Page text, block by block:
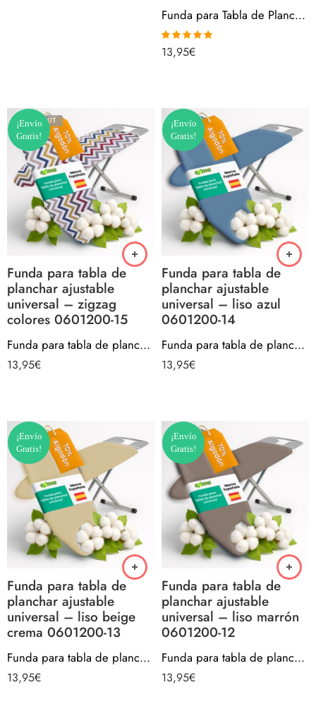
Funda para Tabla de Planchar Plegable – Medida Universal de 140×50 Ajustable para Mesa Planchado – Color Nubes Rosa
Valorado con
5.00de 5
13,95€
¡Envío
Gratis!
SOLD OUT
Funda para tabla de
planchar ajustable
universal – zigzag
colores 0601200-15
Funda para tabla de planchar ajustable universal – zigzag colores 0601200-15
13,95€
¡Envío
Gratis!
Funda para tabla de
planchar ajustable
universal – liso azul
0601200-14
Funda para tabla de planchar ajustable universal – liso azul 0601200-14
13,95€
¡Envío
Gratis!
Funda para tabla de
planchar ajustable
universal – liso beige
crema 0601200-13
Funda para tabla de planchar ajustable universal – liso beige crema 0601200-13
13,95€
¡Envío
Gratis!
Funda para tabla de
planchar ajustable
universal – liso marrón
0601200-12
Funda para tabla de planchar ajustable universal – liso marrón 0601200-12
13,95€